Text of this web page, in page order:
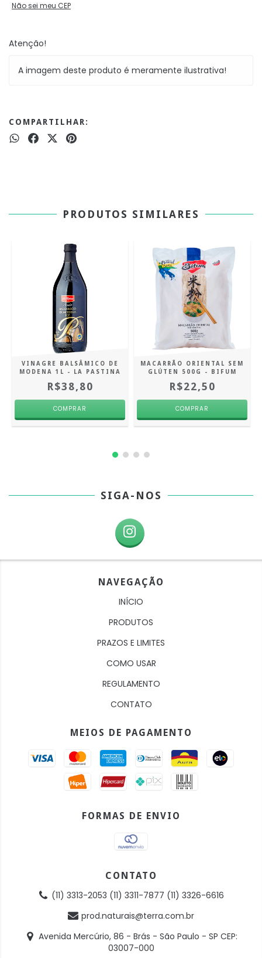
Não sei meu CEP
Atenção!
A imagem deste produto é meramente ilustrativa!
COMPARTILHAR:
PRODUTOS SIMILARES
VINAGRE BALSÂMICO DE
MODENA 1L - LA PASTINA
R$38,80
MACARRÃO ORIENTAL SEM
GLÚTEN 500G - BIFUM
R$22,50
SIGA-NOS
NAVEGAÇÃO
INÍCIO
PRODUTOS
PRAZOS E LIMITES
COMO USAR
REGULAMENTO
CONTATO
MEIOS DE PAGAMENTO
FORMAS DE ENVIO
CONTATO
(11) 3313-2053 (11) 3311-7877 (11) 3326-6616
prod.naturais@terra.com.br
Avenida Mercúrio, 86 - Brás - São Paulo - SP CEP:
03007-000